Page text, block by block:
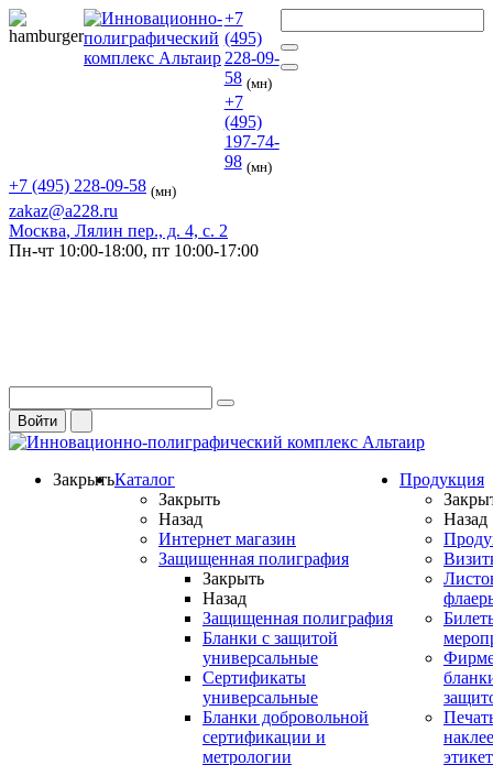
+7
(495)
228-09-
58 (мн)
+7
(495)
197-74-
98 (мн)
+7 (495) 228-09-58 (мн)
zakaz@a228.ru
Москва, Лялин пер., д. 4, с. 2
Пн-чт 10:00-18:00, пт 10:00-17:00
Войти
ЗакрытьКаталог
Закрыть
Назад
Интернет магазин
Защищенная полиграфия
Закрыть
Назад
Защищенная полиграфия
Бланки с защитой
универсальные
Сертификаты
универсальные
Бланки добровольной
сертификации и
метрологии
Продукция
Назад